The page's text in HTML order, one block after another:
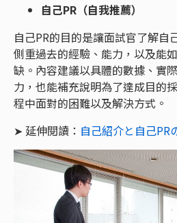
自己PR（自我推薦）
自己PR的目的是讓面試官了解自
側重過去的經驗、能力，以及能
缺。內容建議以具體的數據、實
力，也能補充說明為了達成目的
程中面對的困難以及解決方式。
➤ 延伸閱讀： 自己紹介と自己PR